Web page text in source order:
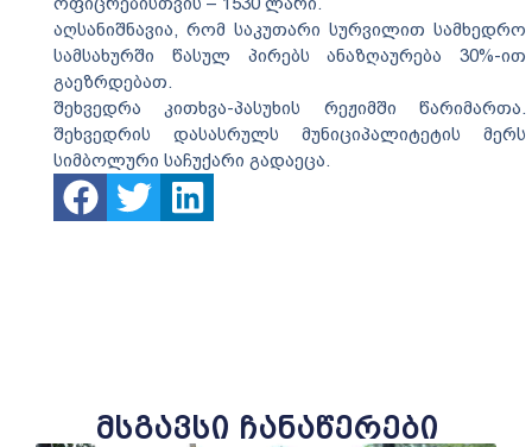
აღსანიშნავია, რომ საკუთარი სურვილით სამხედრო
სამსახურში წასულ პირებს ანაზღაურება 30%-ით
გაეზრდებათ.
შეხვედრა კითხვა-პასუხის რეჟიმში წარიმართა.
შეხვედრის დასასრულს მუნიციპალიტეტის მერს
სიმბოლური საჩუქარი გადაეცა.
მსგავსი ჩანაწერები